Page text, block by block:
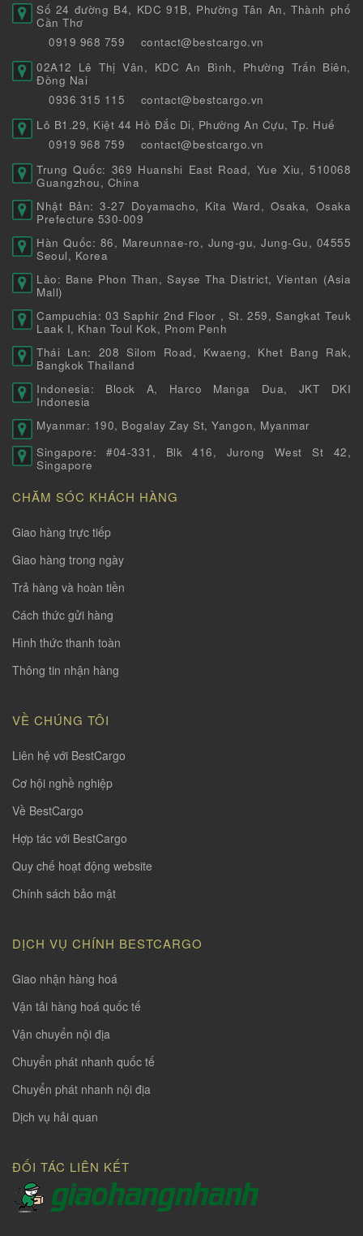
Số 24 đường B4, KDC 91B, Phường Tân An, Thành phố
Cần Thơ
0919 968 759
contact@bestcargo.vn
02A12 Lê Thị Vân, KDC An Bình, Phường Trấn Biên,
Đồng Nai
0936 315 115
contact@bestcargo.vn
Lô B1.29, Kiệt 44 Hồ Đắc Di, Phường An Cựu, Tp. Huế
0919 968 759
contact@bestcargo.vn
Trung Quốc: 369 Huanshi East Road, Yue Xiu, 510068
Guangzhou, China
Nhật Bản: 3-27 Doyamacho, Kita Ward, Osaka, Osaka
Prefecture 530-009
Hàn Quốc: 86, Mareunnae-ro, Jung-gu, Jung-Gu, 04555
Seoul, Korea
Lào: Bane Phon Than, Sayse Tha District, Vientan (Asia
Mall)
Campuchia: 03 Saphir 2nd Floor , St. 259, Sangkat Teuk
Laak I, Khan Toul Kok, Pnom Penh
Thái Lan: 208 Silom Road, Kwaeng, Khet Bang Rak,
Bangkok Thailand
Indonesia: Block A, Harco Manga Dua, JKT DKI
Indonesia
Myanmar: 190, Bogalay Zay St, Yangon, Myanmar
Singapore: #04-331, Blk 416, Jurong West St 42,
Singapore
CHĂM SÓC KHÁCH HÀNG
Giao hàng trực tiếp
Giao hàng trong ngày
Trả hàng và hoàn tiền
Cách thức gửi hàng
Hình thức thanh toàn
Thông tin nhận hàng
VỀ CHÚNG TÔI
Liên hệ với BestCargo
Cơ hội nghề nghiệp
Về BestCargo
Hợp tác với BestCargo
Quy chế hoạt động website
Chính sách bảo mật
DỊCH VỤ CHÍNH BESTCARGO
Giao nhận hàng hoá
Vận tải hàng hoá quốc tế
Vận chuyển nội địa
Chuyển phát nhanh quốc tế
Chuyển phát nhanh nội địa
Dịch vụ hải quan
ĐỐI TÁC LIÊN KẾT